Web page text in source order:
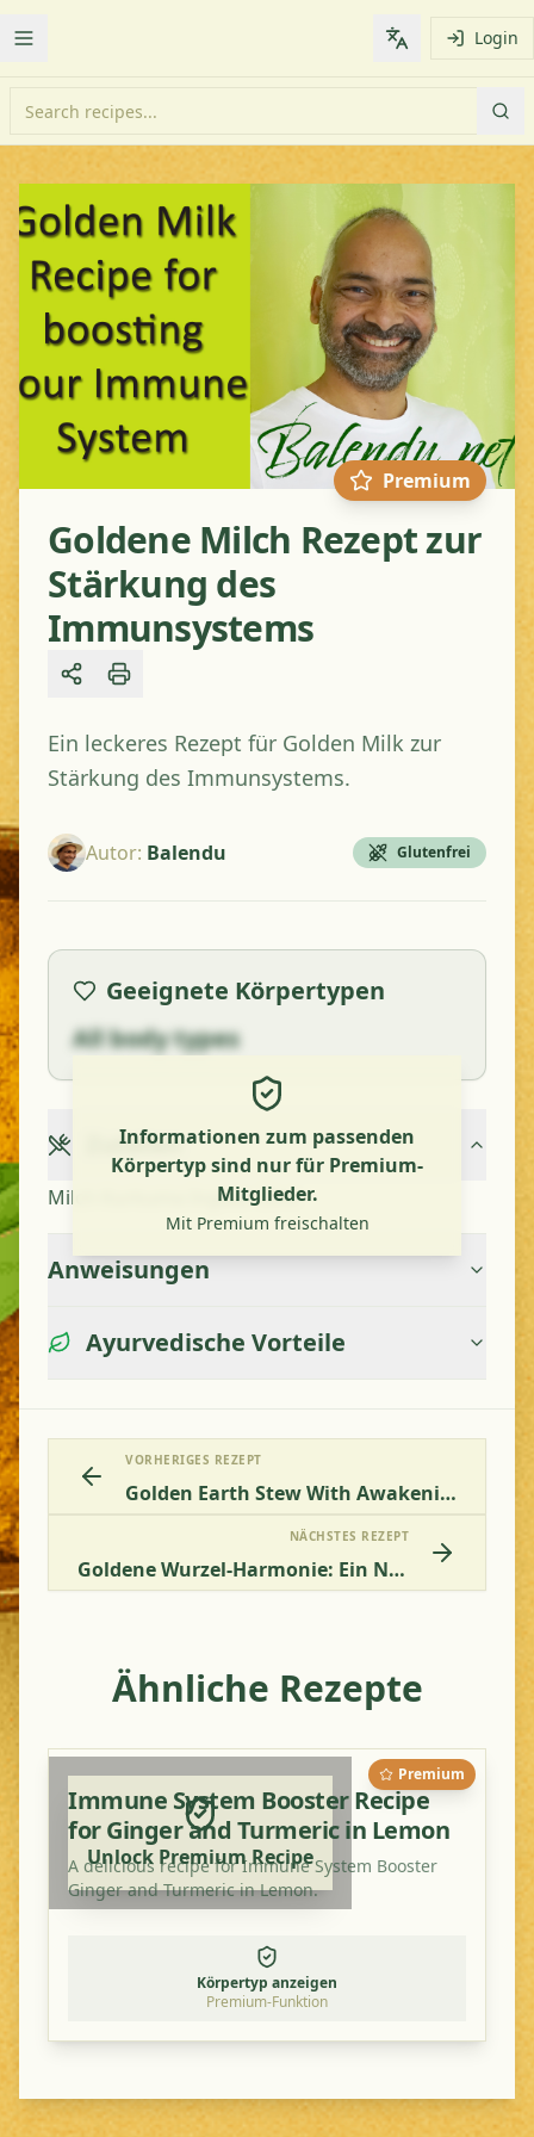
Toggle Menu Change Login
Premium
Goldene Milch Rezept zur
Stärkung des
Immunsystems
Share
Ein leckeres Rezept für Golden Milk zur
Stärkung des Immunsystems.
Autor: Balendu Glutenfrei
Geeignete Körpertypen
All body types
Informationen zum passenden
Körpertyp sind nur für Premium-
Mitglieder.
Mit Premium freischalten
Zutaten
Milch Kurkuma Ingwer Zimt
Anweisungen
Ayurvedische Vorteile
VORHERIGES REZEPT
Golden Earth Stew With Awakening Spices
NÄCHSTES REZEPT
Goldene Wurzel-Harmonie: Ein Nährender Kokos-Fenchel-Eintopf
Ähnliche Rezepte
Premium
Unlock Premium Recipe
Immune System Booster Recipe
for Ginger and Turmeric in Lemon
A delicious recipe for Immune System Booster
Ginger and Turmeric in Lemon.
Körpertyp anzeigen
Premium-Funktion